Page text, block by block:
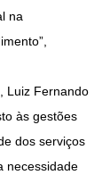
na
Luiz Fernando
às gestões
dos serviços
necessidade